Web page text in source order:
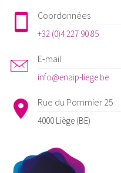
Coordonnées
+32 (0)4 227 90 85
E-mail
info@enaip-liege.be
Rue du Pommier 25
4000 Liège (BE)